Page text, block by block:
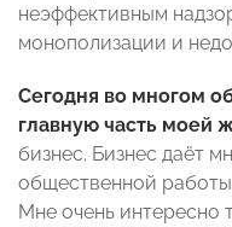
неэффективным
монополизации и
Сегодня во многом
главную часть моей
бизнес. Бизнес даёт
общественной
Мне очень интересно